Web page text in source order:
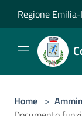
Regione
Home >